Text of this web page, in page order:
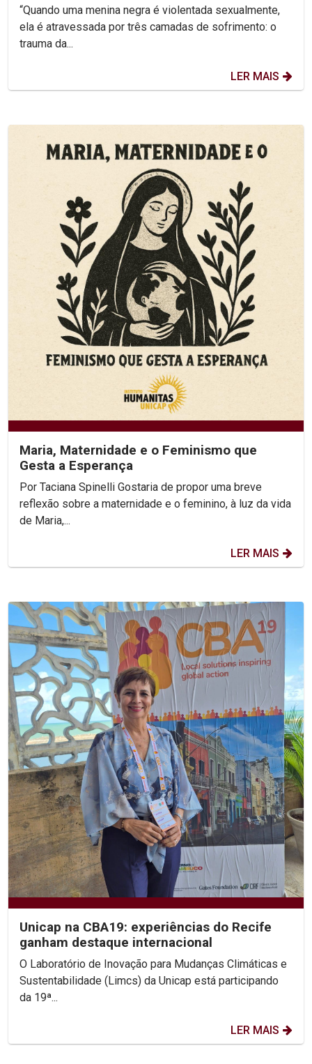
infância
“Quando uma menina negra é violentada sexualmente,
ela é atravessada por três camadas de sofrimento: o
trauma da...
LER MAIS
Maria, Maternidade e o Feminismo que
Gesta a Esperança
Por Taciana Spinelli Gostaria de propor uma breve
reflexão sobre a maternidade e o feminino, à luz da vida
de Maria,...
LER MAIS
Unicap na CBA19: experiências do Recife
ganham destaque internacional
O Laboratório de Inovação para Mudanças Climáticas e
Sustentabilidade (Limcs) da Unicap está participando
da 19ª...
LER MAIS